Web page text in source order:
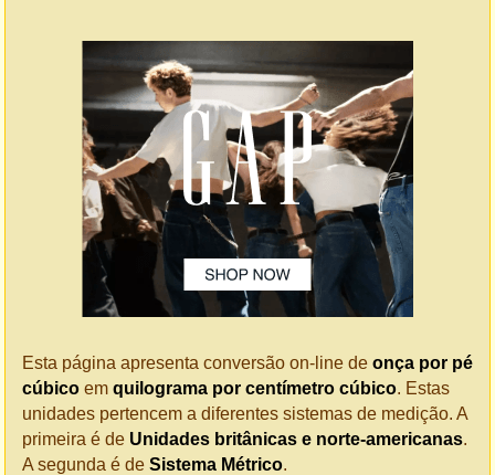
Esta página apresenta conversão on-line de onça por pé
cúbico em quilograma por centímetro cúbico. Estas
unidades pertencem a diferentes sistemas de medição. A
primeira é de Unidades britânicas e norte-americanas.
A segunda é de Sistema Métrico.